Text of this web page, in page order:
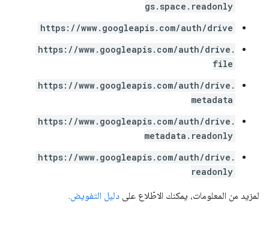
gs.space.readonly
https://www.googleapis.com/auth/drive
https://www.googleapis.com/auth/drive.
file
https://www.googleapis.com/auth/drive.
metadata
https://www.googleapis.com/auth/drive.
metadata.readonly
https://www.googleapis.com/auth/drive.
readonly
لمزيد من المعلومات، يمكنك الاطّلاع على دليل التفويض.